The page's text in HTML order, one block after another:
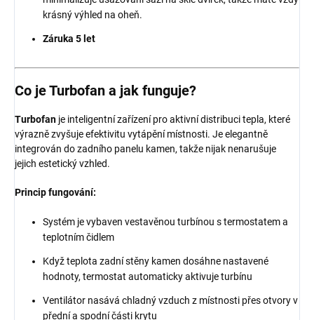
krásný výhled na oheň.
Záruka 5 let
Co je Turbofan a jak funguje?
Turbofan je inteligentní zařízení pro aktivní distribuci tepla, které
výrazně zvyšuje efektivitu vytápění místnosti. Je elegantně
integrován do zadního panelu kamen, takže nijak nenarušuje
jejich estetický vzhled.
Princip fungování:
Systém je vybaven vestavěnou turbínou s termostatem a
teplotním čidlem
Když teplota zadní stěny kamen dosáhne nastavené
hodnoty, termostat automaticky aktivuje turbínu
Ventilátor nasává chladný vzduch z místnosti přes otvory v
přední a spodní části krytu